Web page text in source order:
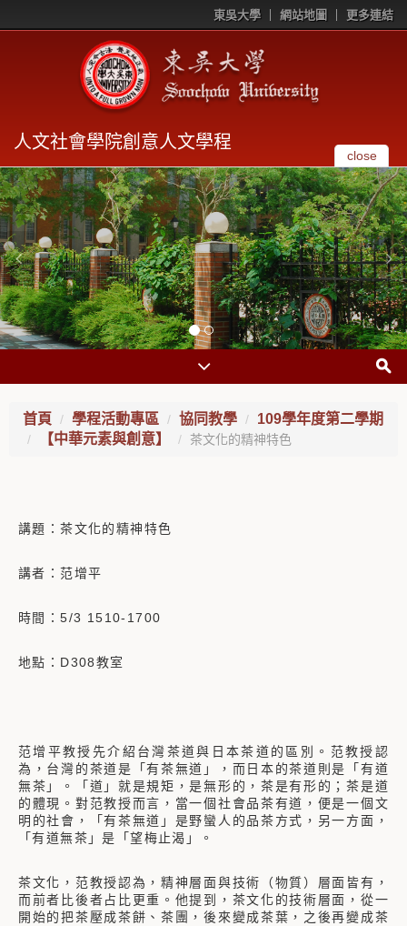
東吳大學 網站地圖 更多連結
人文社會學院創意人文學程
close
首頁 學程活動專區 協同教學
109學年度第二學期
【中華元素與創意】
茶文化的精神特色
講題：茶文化的精神特色
講者：范增平
時間：5/3 1510-1700
地點：D308教室
范增平教授先介紹台灣茶道與日本茶道的區別。范教授認
為，台灣的茶道是「有茶無道」，而日本的茶道則是「有道
無茶」。「道」就是規矩，是無形的，茶是有形的；茶是道
的體現。對范教授而言，當一個社會品茶有道，便是一個文
明的社會，「有茶無道」是野蠻人的品茶方式，另一方面，
「有道無茶」是「望梅止渴」。
茶文化，范教授認為，精神層面與技術（物質）層面皆有，
而前者比後者占比更重。他提到，茶文化的技術層面，從一
開始的把茶壓成茶餅、茶團，後來變成茶葉，之後再變成茶